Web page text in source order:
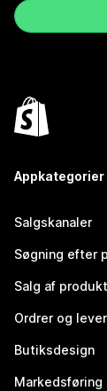
Appkategorier
Salgskanaler
Søgning efter
Salg af
Ordrer og
Butiksdesign
Markedsføring